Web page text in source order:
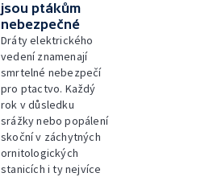
jsou ptákům
nebezpečné
Dráty elektrického
vedení znamenají
smrtelné nebezpečí
pro ptactvo. Každý
rok v důsledku
srážky nebo popálení
skoční v záchytných
ornitologických
stanicích i ty nejvíce